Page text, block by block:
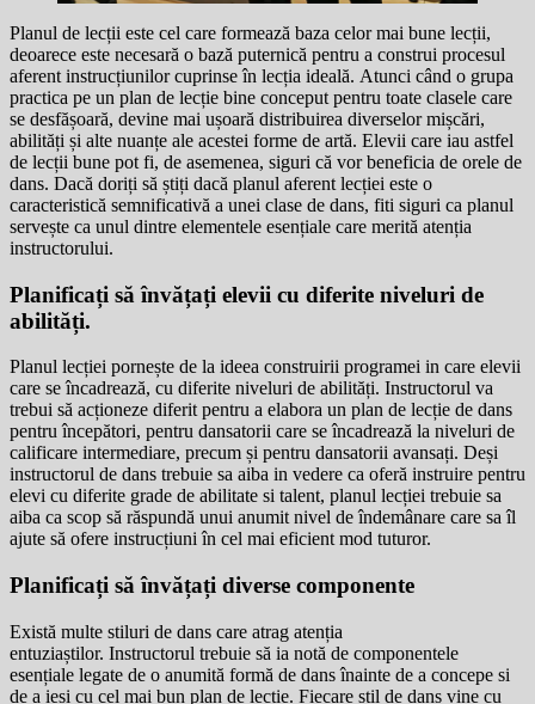
Planul de lecții este cel care formează baza celor mai bune lecții,
deoarece este necesară o bază puternică pentru a construi procesul
aferent instrucțiunilor cuprinse în lecția ideală. Atunci când o grupa
practica pe un plan de lecție bine conceput pentru toate clasele care
se desfășoară, devine mai ușoară distribuirea diverselor mișcări,
abilități și alte nuanțe ale acestei forme de artă. Elevii care iau astfel
de lecții bune pot fi, de asemenea, siguri că vor beneficia de orele de
dans. Dacă doriți să știți dacă planul aferent lecției este o
caracteristică semnificativă a unei clase de dans, fiti siguri ca planul
servește ca unul dintre elementele esențiale care merită atenția
instructorului.
Planificați să învățați elevii cu diferite niveluri de
abilități.
Planul lecției pornește de la ideea construirii programei in care elevii
care se încadrează, cu diferite niveluri de abilități. Instructorul va
trebui să acționeze diferit pentru a elabora un plan de lecție de dans
pentru începători, pentru dansatorii care se încadrează la niveluri de
calificare intermediare, precum și pentru dansatorii avansați. Deși
instructorul de dans trebuie sa aiba in vedere ca oferă instruire pentru
elevi cu diferite grade de abilitate si talent, planul lecției trebuie sa
aiba ca scop să răspundă unui anumit nivel de îndemânare care sa îl
ajute să ofere instrucțiuni în cel mai eficient mod tuturor.
Planificați să învățați diverse componente
Există multe stiluri de dans care atrag atenția
entuziaștilor. Instructorul trebuie să ia notă de componentele
esențiale legate de o anumită formă de dans înainte de a concepe si
de a ieși cu cel mai bun plan de lecție. Fiecare stil de dans vine cu